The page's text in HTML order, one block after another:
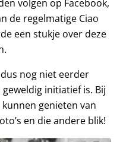
volgen op Facebook,
de regelmatige Ciao
een stukje over deze
nog niet eerder
initiatief is. Bij
genieten van
en die andere blik!